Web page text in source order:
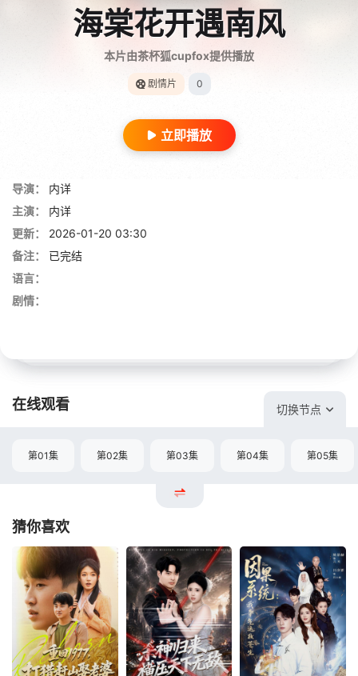
海棠花开遇南风
本片由茶杯狐cupfox提供播放
剧情片 0
立即播放
导演：
内详
主演：
内详
更新：
2026-01-20 03:30
备注：
已完结
语言：
剧情：
在线观看 切换节点
第01集 第02集 第03集 第04集 第05集
猜你喜欢